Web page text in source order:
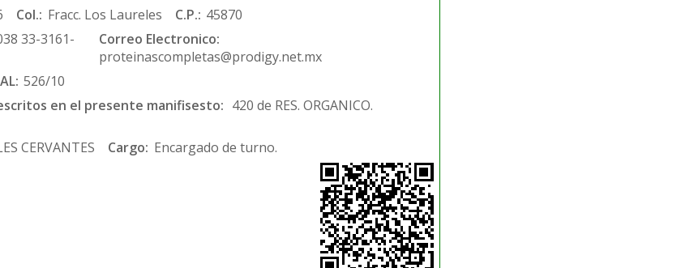
Col.: Fracc. Los Laureles C.P.: 45870
33-3161-
Correo Electronico:
proteinascompletas@prodigy.net.mx
526/10
en el presente manifisesto: 420 de RES. ORGANICO.
CERVANTES Cargo: Encargado de turno.